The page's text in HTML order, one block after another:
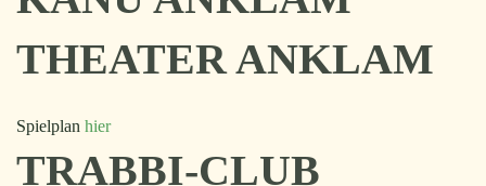
THEATER ANKLAM
Spielplan hier
TRABBI-CLUB